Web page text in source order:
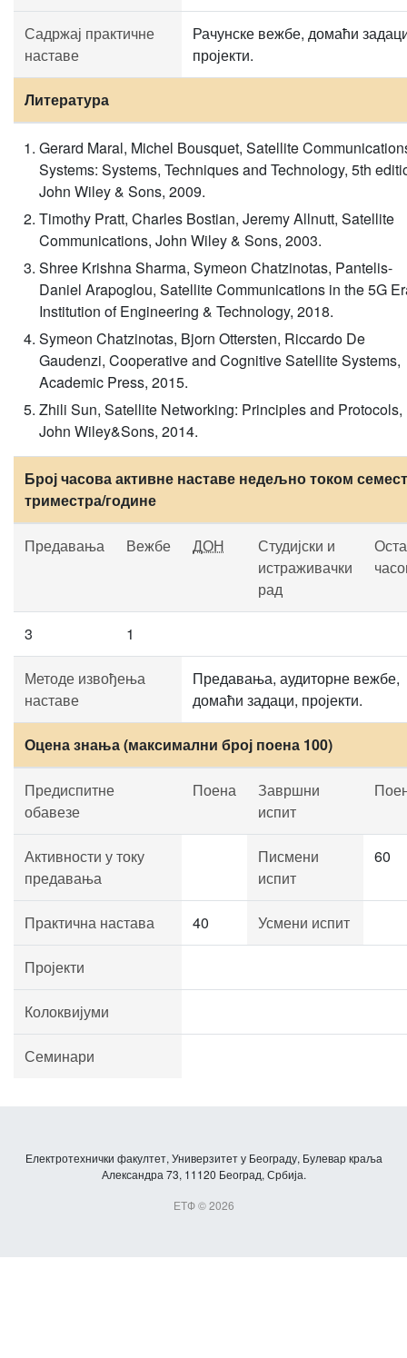
Садржај практичне
наставе
Рачунске вежбе, домаћи
пројекти.
Литература
Gerard Maral, Michel Bousquet, Satellite
Systems: Systems, Techniques and Technology, 5th
John Wiley & Sons, 2009.
Timothy Pratt, Charles Bostian, Jeremy Allnutt, Satellite
Communications, John Wiley & Sons, 2003.
Shree Krishna Sharma, Symeon Chatzinotas, Pantelis-
Daniel Arapoglou, Satellite Communications in the 5G
Institution of Engineering & Technology, 2018.
Symeon Chatzinotas, Bjorn Ottersten, Riccardo De
Gaudenzi, Cooperative and Cognitive Satellite Systems,
Academic Press, 2015.
Zhili Sun, Satellite Networking: Principles and Protocols,
John Wiley&Sons, 2014.
Број часова активне наставе недељно током
триместра/године
Предавања Вежбе ДОН
Студијски и
истраживачки
рад
3 1
Методе извођења
наставе
Предавања, аудиторне вежбе,
домаћи задаци, пројекти.
Оцена знања (максимални број поена 100)
Предиспитне
обавезе
Поена
Завршни
испит
Активности у току
предавања
Писмени
испит
60
Практична настава 40 Усмени испит
Пројекти
Колоквијуми
Семинари
Електротехнички факултет, Универзитет у Београду, Булевар краља
Александра 73, 11120 Београд, Србија.
ЕТФ © 2026